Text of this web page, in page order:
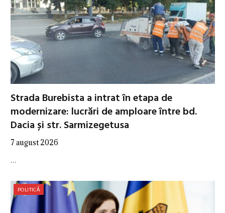
Strada Burebista a intrat în etapa de
modernizare: lucrări de amploare între bd.
Dacia și str. Sarmizegetusa
7 august 2026
…
POLITICĂ